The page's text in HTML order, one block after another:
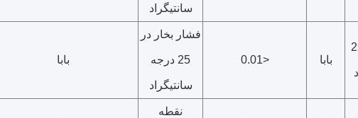
سانتیگراد
در 25
بابا <0.01
فشار بخار در
25 درجه
سانتیگراد
بابا
نقطه